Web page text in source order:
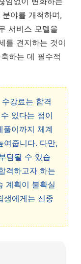
야를 개척하며,
서비스 모델을
를 견지하는 것이
하는 데 필수적
강료는 합격
있다는 점이
풀이까지 체계
여줍니다. 다만,
담될 수 있습
격하고자 하는
계획이 불확실
생에게는 신중